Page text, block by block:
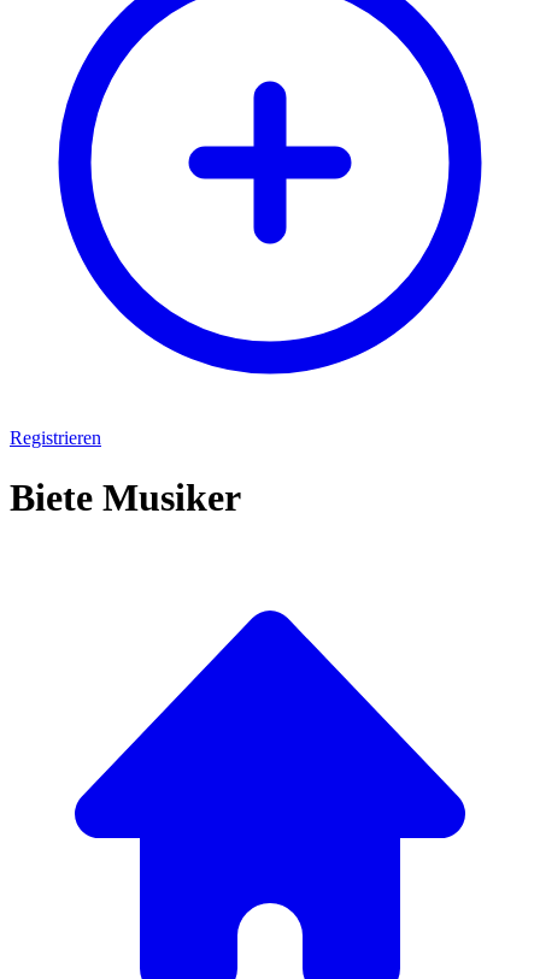
Registrieren
Biete Musiker